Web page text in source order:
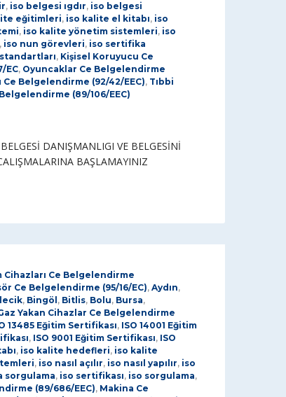
, iso belgesi ıgdır, iso belgesi
eğitimleri, iso kalite el kitabı, iso
, iso kalite yönetim sistemleri, iso
, iso nun görevleri, iso sertifika
standartları, Kişisel Koruyucu Ce
EC, Oyuncaklar Ce Belgelendirme
Ce Belgelendirme (92/42/EEC), Tıbbi
(89/106/EEC)
DANIŞMANLIGI VE BELGESİNİ
BAŞLAMAYINIZ
Cihazları Ce Belgelendirme
Ce Belgelendirme (95/16/EC), Aydın,
, Bingöl , Bitlis, Bolu, Bursa,
Yakan Cihazlar Ce Belgelendirme
13485 Eğitim Sertifikası, ISO 14001 Eğitim
, ISO 9001 Eğitim Sertifikası, ISO
, iso kalite hedefleri, iso kalite
, iso nasıl açılır, iso nasıl yapılır, iso
sorgulama, iso sertifikası, iso sorgulama,
(89/686/EEC), Makina Ce